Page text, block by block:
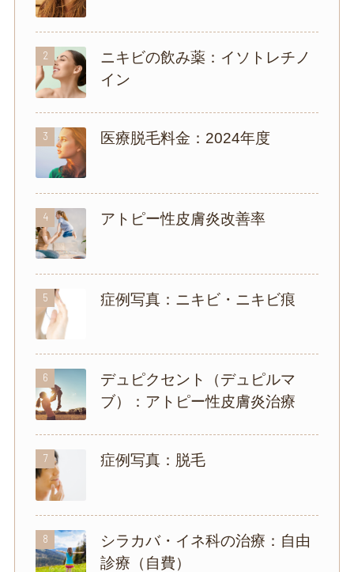
2
ニキビの飲み薬：イソトレチノ
イン
3 医療脱毛料金：2024年度
4 アトピー性皮膚炎改善率
5 症例写真：ニキビ・ニキビ痕
6
デュピクセント（デュピルマ
ブ）：アトピー性皮膚炎治療
7 症例写真：脱毛
8
シラカバ・イネ科の治療：自由
診療（自費）